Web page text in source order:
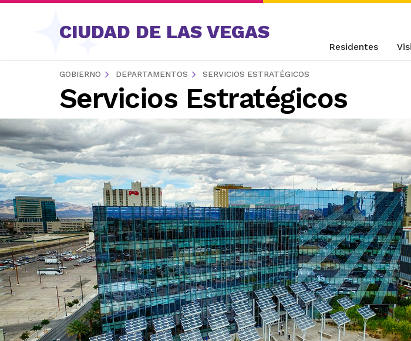
Saltar al contenido
CIUDAD DE LAS VEGAS
Residentes
GOBIERNO DEPARTAMENTOS SERVICIOS ESTRATÉGICOS
Servicios Estratégicos